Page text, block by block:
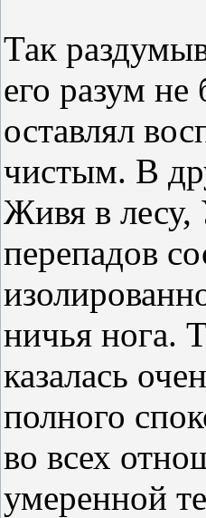
Так
его разум
оставлял
чистым. В
Живя в лесу,
перепадов
ничья нога.
казалась
полного
во всех
умеренной